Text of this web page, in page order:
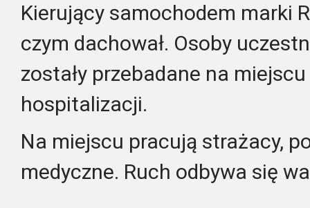
Kierujący samochodem marki
czym dachował. Osoby
zostały przebadane na
hospitalizacji.
Na miejscu pracują strażacy,
medyczne. Ruch odbywa się